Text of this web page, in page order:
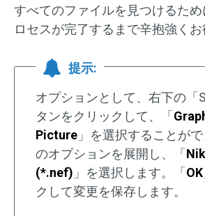
すべてのファイルを見つけるた
ロセスが完了するまで辛抱強くお
提示:
オプションとして、右下の「
タンをクリックして、「
Picture 」を選択することが
のオプションを展開し、「
(*.nef) 」を選択します。「 OK
クして変更を保存します。